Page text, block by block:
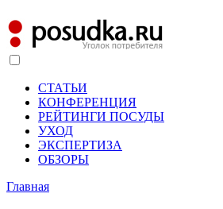
СТАТЬИ
КОНФЕРЕНЦИЯ
РЕЙТИНГИ ПОСУДЫ
УХОД
ЭКСПЕРТИЗА
ОБЗОРЫ
Главная